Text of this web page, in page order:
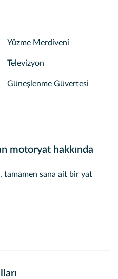
Yüzme Merdiveni
Televizyon
Güneşlenme Güvertesi
motoryat hakkında
tamamen sana ait bir yat
seyir
durakları